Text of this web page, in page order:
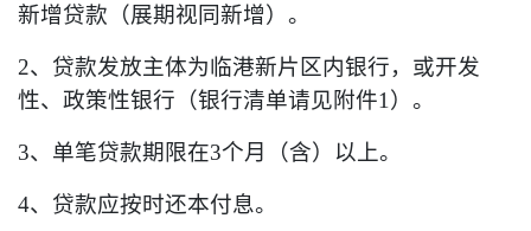
新增贷款（展期视同新增）。
2、贷款发放主体为临港新片区内银行，或开发
性、政策性银行（银行清单请见附件1）。
3、单笔贷款期限在3个月（含）以上。
4、贷款应按时还本付息。